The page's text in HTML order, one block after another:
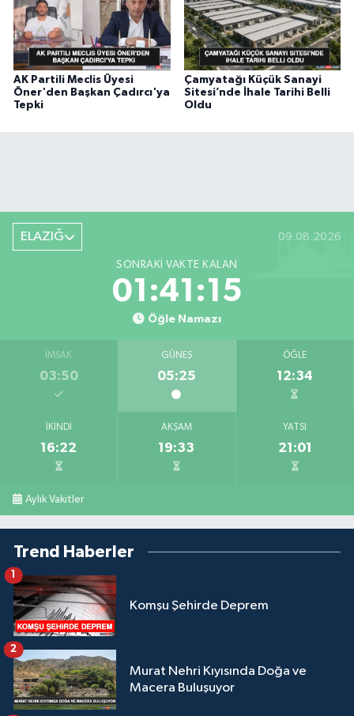
AK Partili Meclis Üyesi
Öner'den Başkan Çadırcı'ya
Tepki
Çamyatağı Küçük Sanayi
Sitesi’nde İhale Tarihi Belli
Oldu
ELAZIĞ 09.08.2026
SONRAKI VAKTE KALAN
01:41:14
Öğle Namazı
İMSAK
03:50
GÜNEŞ
05:25
ÖĞLE
12:34
İKINDI
16:22
AKŞAM
19:33
YATSI
21:01
Aylık Vakitler
Trend Haberler
Komşu Şehirde Deprem
Murat Nehri Kıyısında Doğa ve
Macera Buluşuyor
2